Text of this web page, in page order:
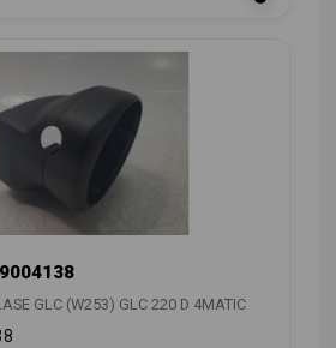
GLC (W253) GLC 220 D 4MATIC